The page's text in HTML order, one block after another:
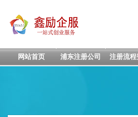
网站首页 浦东注册公司 注册流程